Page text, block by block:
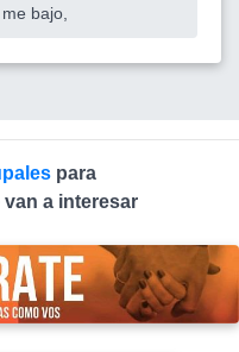
bajo,
para
a interesar